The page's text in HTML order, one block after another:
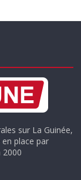
sur La Guinée,
place par
2000